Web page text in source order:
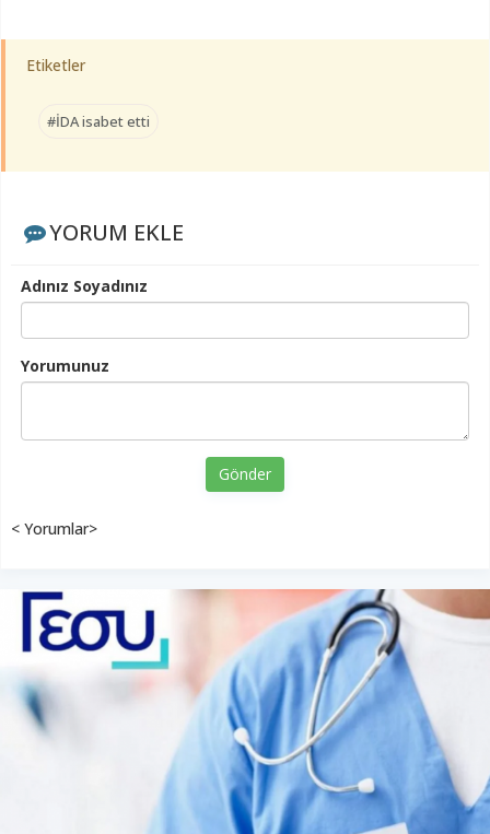
Etiketler
#İDA isabet etti
YORUM EKLE
Adınız Soyadınız
Yorumunuz
Gönder
< Yorumlar>